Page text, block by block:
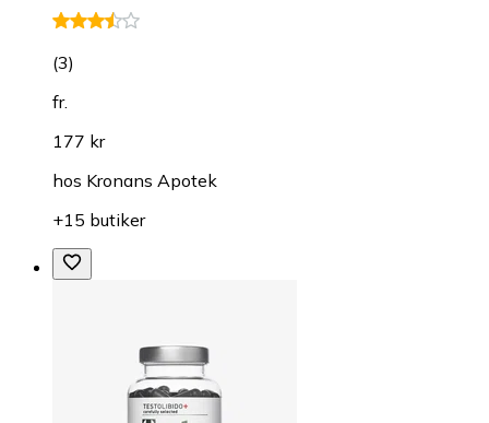
(3)
fr.
177 kr
hos Kronans Apotek
+15 butiker